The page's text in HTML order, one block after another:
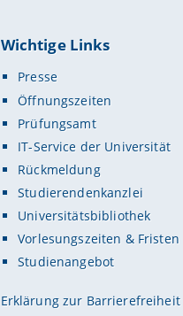
Wichtige Links
Presse
Öffnungszeiten
Prüfungsamt
IT-Service der Universität
Rückmeldung
Studierendenkanzlei
Universitätsbibliothek
Vorlesungszeiten & Fristen
Studienangebot
Erklärung zur Barrierefreiheit